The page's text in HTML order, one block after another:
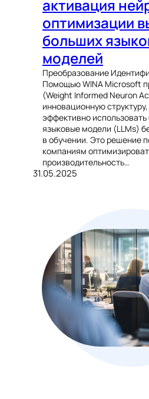
активация
оптимизации
больших
моделей
Преобразование
Помощью WINA Microsoft
(Weight Informed Neuron
инновационную
эффективно
языковые модели (LLMs)
в обучении. Это решение
компаниям
производительность…
31.05.2025